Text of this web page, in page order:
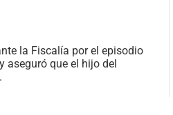
la Fiscalía por el episodio
aseguró que el hijo del